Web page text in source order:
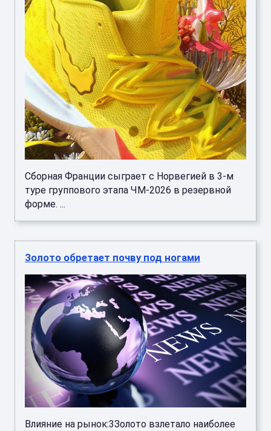
Сборная Франции сыграет с Норвегией в 3-м
туре группового этапа ЧМ-2026 в резервной
форме. ...
Золото обретает почву под ногами
Влияние на рынок:3Золото взлетало наиболее